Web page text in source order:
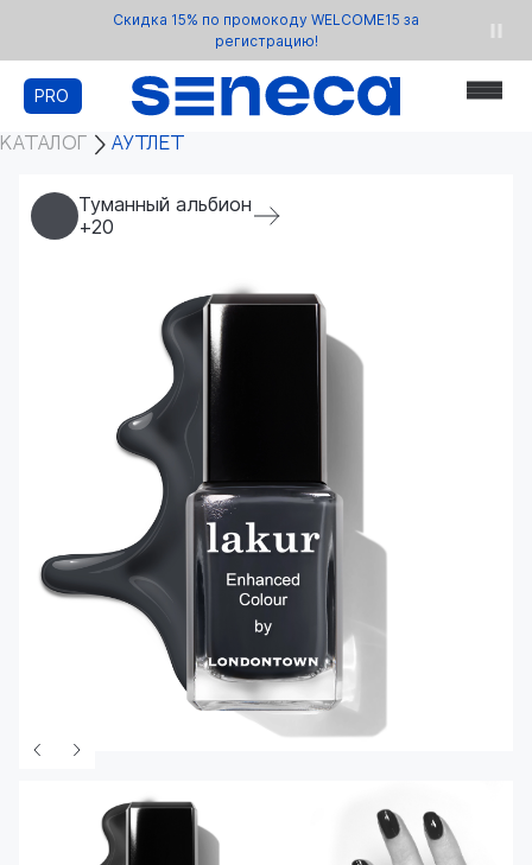
Скидка 15% по промокоду WELCOME15 за
регистрацию!
PRO
КАТАЛОГ АУТЛЕТ
Туманный альбион
+20